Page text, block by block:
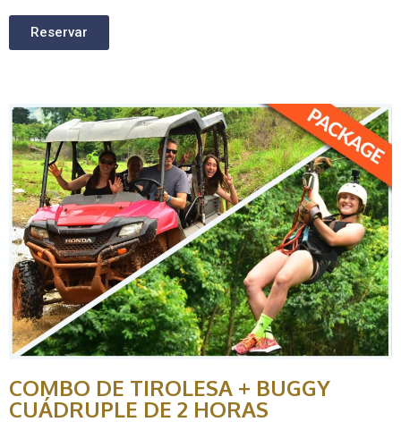
Reservar
COMBO DE TIROLESA + BUGGY
CUÁDRUPLE DE 2 HORAS